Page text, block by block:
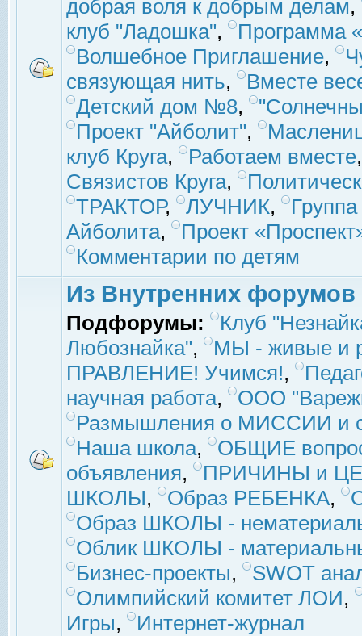
добрая воля к добрым делам,
клуб "Ладошка",
Программа
Волшебное Приглашение,
связующая нить,
Вместе
Детский дом №8,
Проект "Айболит",
клуб Круга, Работаем вместе
Связистов Круга,
ТРАКТОР, ЛУЧНИК,
Айболита,
Проект
Комментарии по детям
Из Внутренних форумов
Подфорумы:
Клуб
Любознайка",
МЫ - живые и
ПРАВЛЕНИЕ! Учимся!,
научная работа,
ООО
Размышления о МИССИИ и
Наша школа,
ОБЩИЕ
объявления,
ПРИЧИНЫ и
ШКОЛЫ, Образ РЕБЕНКА,
Образ ШКОЛЫ -
Облик ШКОЛЫ -
Бизнес-проекты,
SWOT
Олимпийский комитет ЛОИ,
Игры, Интернет-журнал